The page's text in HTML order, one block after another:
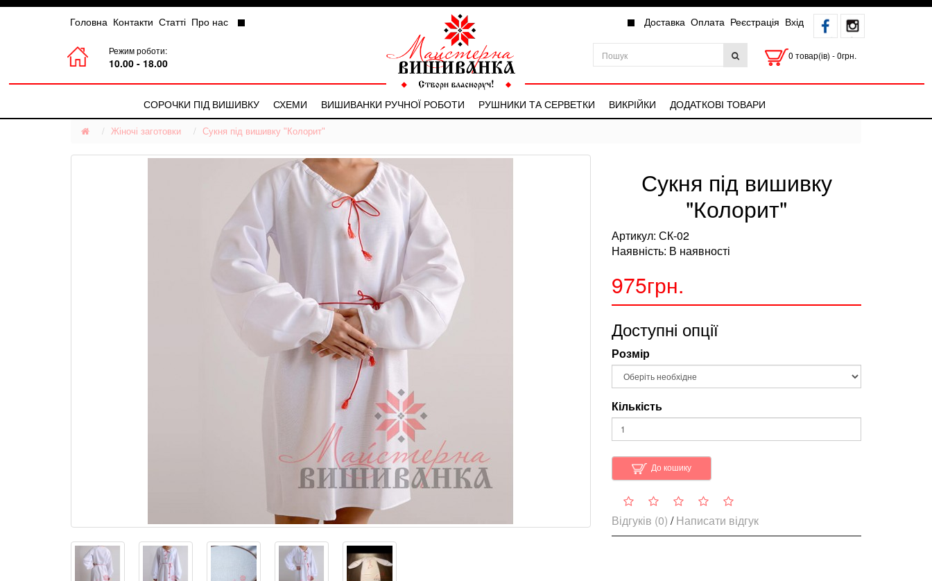
Головна Контакти Статті Про нас
Режим роботи:
10.00 - 18.00
Доставка Оплата Реєстрація Вхід
0 товар(ів) - 0грн.
СОРОЧКИ ПІД ВИШИВКУ
Чоловічі Сорочки
Жіночі Сорочки
СХЕМИ ВИШИВАНКИ РУЧНОЇ РОБОТИ РУШНИКИ ТА СЕРВЕТКИ ВИКРІЙКИ ДОДАТКОВІ ТОВАРИ
Жіночі заготовки Сукня під вишивку "Колорит"
Сукня під вишивку
"Колорит"
Артикул: СК-02
Наявність: В наявності
975грн.
Доступні опції
Розмір
Кількість
До кошику
Відгуків (0) /Написати відгук